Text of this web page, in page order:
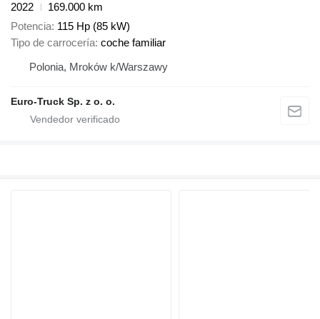
2022
169.000 km
Potencia 115 Hp (85 kW)
Tipo de carrocería coche familiar
Polonia, Mroków k/Warszawy
Euro-Truck Sp. z o. o.